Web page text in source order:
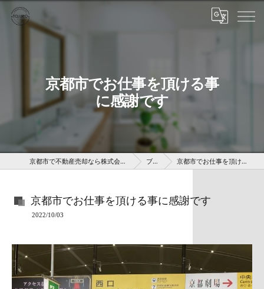
京都市でお仕事を頂ける事
に感謝です
京都市で不動産売却なら株式会社京 藤十郎不動産 ブログ 京都市でお仕事を頂ける事に感謝です
京都市でお仕事を頂ける事に感謝です
2022/10/03